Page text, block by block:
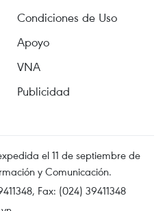
Condiciones de Uso
Apoyo
VNA
Publicidad
el 11 de septiembre de
y Comunicación.
Fax: (024) 39411348